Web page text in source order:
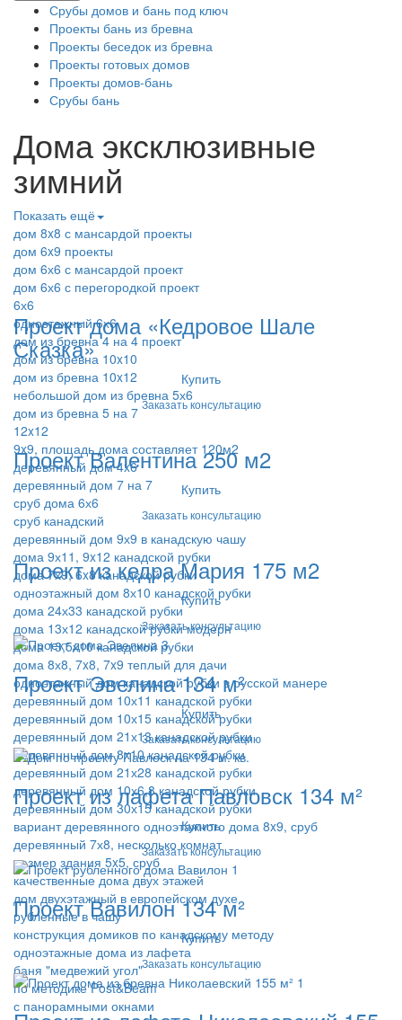
Срубы домов и бань под ключ
Проекты бань из бревна
Проекты беседок из бревна
Проекты готовых домов
Проекты домов-бань
Срубы бань
Дома эксклюзивные
зимний
Показать ещё
дом 8x8 с мансардой проекты
дом 6x9 проекты
дом 6х6 с мансардой проект
дом 6х6 с перегородкой проект
6х6
одноэтажный 6х6
дом из бревна 4 на 4 проект
дом из бревна 10x10
дом из бревна 10x12
небольшой дом из бревна 5х6
дом из бревна 5 на 7
12x12
9x9, площадь дома составляет 120м2
деревянный дом 4x6
деревянный дом 7 на 7
сруб дома 6х6
сруб канадский
деревянный дом 9х9 в канадскую чашу
дома 9х11, 9x12 канадской рубки
дома 7х9, 6x8 канадской рубки
одноэтажный дом 8х10 канадской рубки
дома 24х33 канадской рубки
дома 13х12 канадской рубки модерн
дома 13,5х10 канадской рубки
дома 8х8, 7x8, 7x9 теплый для дачи
одноэтажный дом канадской рубки в русской манере
деревянный дом 10х11 канадской рубки
деревянный дом 10х15 канадской рубки
деревянный дом 21х13 канадской рубки
деревянный дом 8x10 канадской рубки
деревянный дом 21х28 канадской рубки
деревянный дом 10х6,8 канадской рубки
деревянный дом 30х15 канадской рубки
вариант деревянного одноэтажного дома 8x9, сруб
деревянный 7х8, несколько комнат
размер здания 5x5, сруб
качественные дома двух этажей
дом двухэтажный в европейском духе
рубленные в чашу
конструкция домиков по канадскому методу
одноэтажные дома из лафета
баня "медвежий угол"
по методике Post&Beam
с панорамными окнами
Проект дома «Кедровое Шале
Сказка»
Купить
Заказать консультацию
Проект Валентина 250 м2
Купить
Заказать консультацию
Проект из кедра Мария 175 м2
Купить
Заказать консультацию
Проект Эвелина 134 м²
Купить
Заказать консультацию
Проект из лафета Павловск 134 м²
Купить
Заказать консультацию
Проект Вавилон 134 м²
Купить
Заказать консультацию